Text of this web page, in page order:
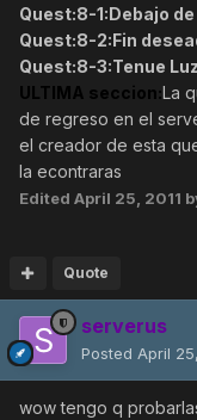
Quest:8-1:Debajo
Quest:8-2:Fin
Quest:8-3:Tenue
ULTIMA seccion:La
de regreso en el
el creador de esta
la econtraras
Edited April 25, 2011
Quote
serverus
Posted April
wow tengo q